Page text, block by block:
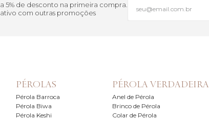
5% de desconto na primeira compra.
com outras promoções
PÉROLAS
Pérola Barroca
Pérola Biwa
Pérola Keshi
PÉROLA VERDADEIRA
Anel de Pérola
Brinco de Pérola
Colar de Pérola